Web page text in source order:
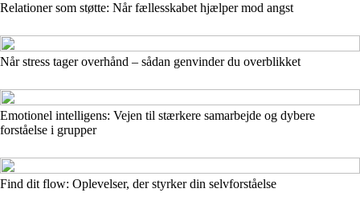
Relationer som støtte: Når fællesskabet hjælper mod angst
Når stress tager overhånd – sådan genvinder du overblikket
Emotionel intelligens: Vejen til stærkere samarbejde og dybere
forståelse i grupper
Find dit flow: Oplevelser, der styrker din selvforståelse